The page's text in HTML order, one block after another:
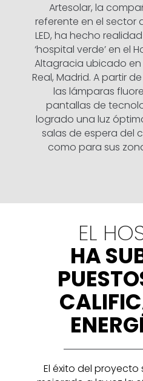
Artesolar, la
referente en el sector
LED, ha hecho
‘hospital verde’ en el
Altagracia ubicado en
Real, Madrid. A partir
las lámparas
pantallas de
logrado una luz
salas de espera del
como para sus
EL
HA
El éxito del